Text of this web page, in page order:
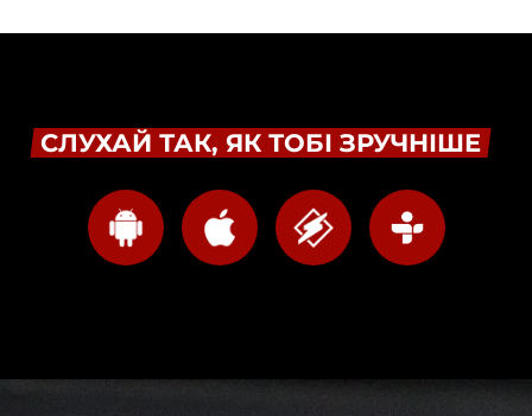
СЛУХАЙ ТАК, ЯК ТОБІ ЗРУЧНІШЕ